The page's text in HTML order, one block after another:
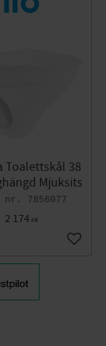
Toalettskål 38
Mjuksits
7856077
2 174 KR
Add